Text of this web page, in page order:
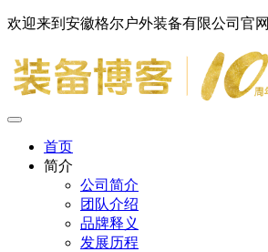
欢迎来到安徽格尔户外装备有限公司官网
首页
简介
公司简介
团队介绍
品牌释义
发展历程